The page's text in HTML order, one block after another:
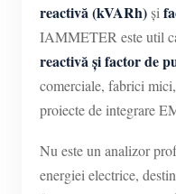
reactivă (kVARh)și
IAMMETER este util
reactivă și factor de
comerciale, fabrici
proiecte de integrare
Nu este un analizor
energiei electrice,